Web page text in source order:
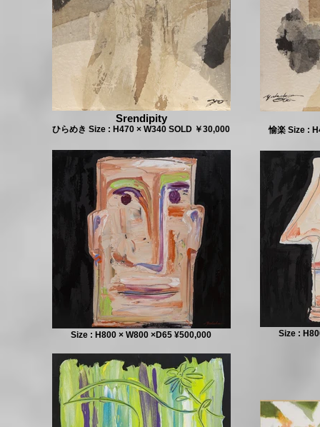
Srendipity
ひらめき Size : H470 × W340 SOLD ￥30,000 愉楽 Size :
Size : H800 × W800 ×D65 ¥500,000 Size :